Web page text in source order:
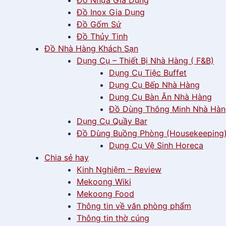
Đồ Inox Gia Dụng
Đồ Gốm Sứ
Đồ Thủy Tinh
Đồ Nhà Hàng Khách Sạn
Dụng Cụ – Thiết Bị Nhà Hàng ( F&B)
Dụng Cụ Tiệc Buffet
Dụng Cụ Bếp Nhà Hàng
Dụng Cụ Bàn Ăn Nhà Hàng
Đồ Dùng Thông Minh Nhà
Dụng Cụ Quầy Bar
Đồ Dùng Buồng Phòng
Dụng Cụ Vệ Sinh Horeca
Chia sẻ hay
Kinh Nghiệm – Review
Mekoong Wiki
Mekoong Food
Thông tin về văn phòng phẩm
Thông tin thờ cúng